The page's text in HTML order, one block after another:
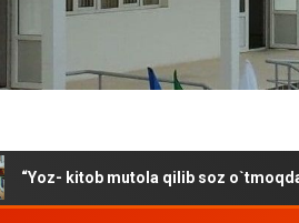
qilib soz o`tmoqda”